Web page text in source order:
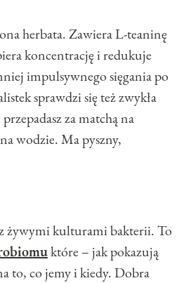
herbata. Zawiera L-teaninę
koncentrację i redukuje
impulsywnego sięgania po
sprawdzi się też zwykła
za matchą na
wodzie. Ma pyszny,
żywymi kulturami bakterii. To
które – jak pokazują
to, co jemy i kiedy. Dobra